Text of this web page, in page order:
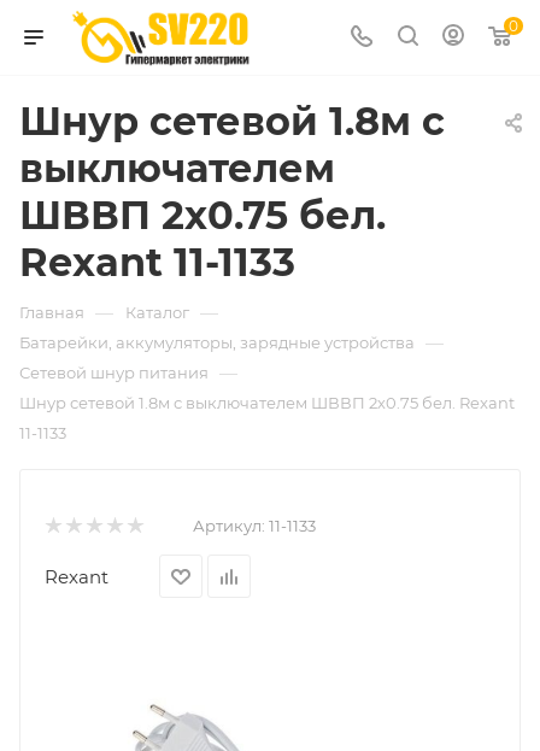
0
Шнур сетевой 1.8м с
выключателем
ШВВП 2х0.75 бел.
Rexant 11-1133
Главная — Каталог —
Батарейки, аккумуляторы, зарядные устройства —
Сетевой шнур питания —
Шнур сетевой 1.8м с выключателем ШВВП 2х0.75 бел. Rexant
11-1133
Артикул: 11-1133
Rexant